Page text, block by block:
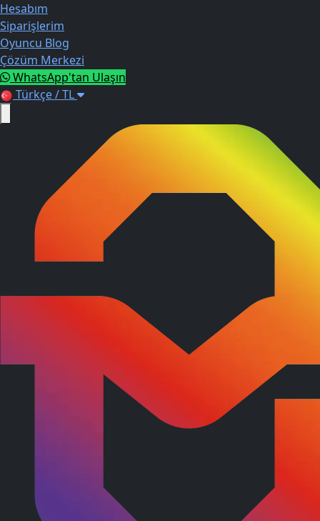
Hesabım
Siparişlerim
Oyuncu Blog
Çözüm Merkezi
WhatsApp'tan Ulaşın
Türkçe / TL